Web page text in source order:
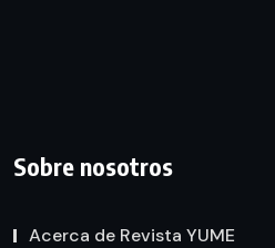
Sobre nosotros
Acerca de Revista YUME